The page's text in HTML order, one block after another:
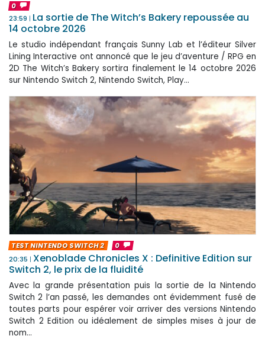
0
23:59
La sortie de The Witch’s Bakery repoussée au
14 octobre 2026
Le studio indépendant français Sunny Lab et l’éditeur Silver
Lining Interactive ont annoncé que le jeu d’aventure / RPG en
2D The Witch’s Bakery sortira finalement le 14 octobre 2026
sur Nintendo Switch 2, Nintendo Switch, Play...
TEST NINTENDO SWITCH 2
0
20:35
Xenoblade Chronicles X : Definitive Edition sur
Switch 2, le prix de la fluidité
Avec la grande présentation puis la sortie de la Nintendo
Switch 2 l’an passé, les demandes ont évidemment fusé de
toutes parts pour espérer voir arriver des versions Nintendo
Switch 2 Edition ou idéalement de simples mises à jour de
nom...